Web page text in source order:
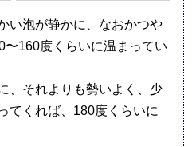
い泡が静かに、なおかつや
160度くらいに温まってい
、それよりも勢いよく、少
てくれば、180度くらいに